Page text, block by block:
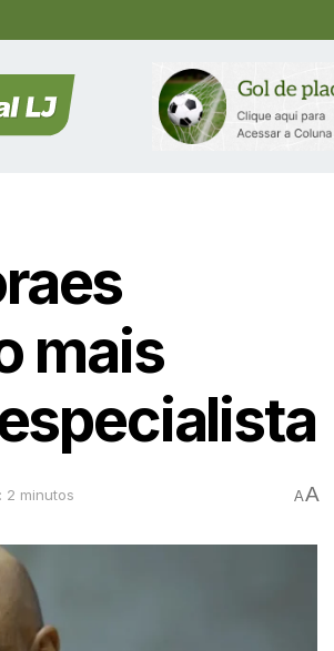
mais
2 minutos AA